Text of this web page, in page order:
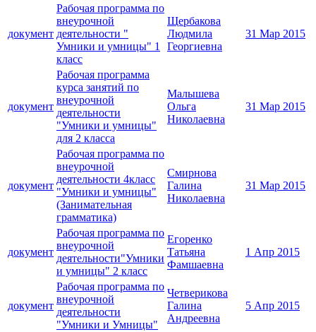
документ
Рабочая программа по
внеурочной
деятельности "
Умники и умницы" 1
класс
Щербакова
Людмила
Георгиевна
31 Мар 2015
документ
Рабочая программа
курса занятий по
внеурочной
деятельности
"Умники и умницы"
для 2 класса
Малышева
Ольга
Николаевна
31 Мар 2015
документ
Рабочая программа по
внеурочной
деятельности 4класс
"Умники и умницы"
(Занимательная
грамматика)
Смирнова
Галина
Николаевна
31 Мар 2015
документ
Рабочая программа по
внеурочной
деятельности"Умники
и умницы" 2 класс
Егоренко
Татьяна
Фамшаевна
1 Апр 2015
документ
Рабочая программа по
внеурочной
деятельности
"Умники и Умницы"
Четверикова
Галина
Андреевна
5 Апр 2015